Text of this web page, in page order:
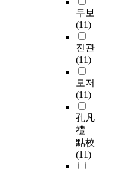
두보
(11)
진관
(11)
모저
(11)
孔凡
禮
點校
(11)